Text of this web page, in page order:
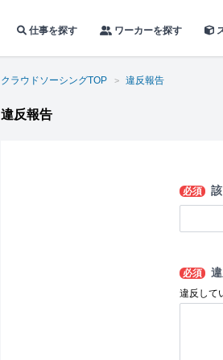
仕事を探す ワーカーを探す
クラウドソーシングTOP 違反報告
違反報告
必須
必須
違反して